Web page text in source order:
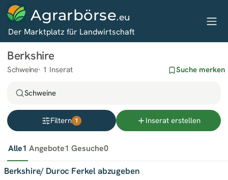
Agrarbörse.eu
Der Marktplatz für Landwirtschaft
Berkshire
Schweine 1 Inserat Suche merken
Schweine
Filtern 1 Inserat erstellen
Alle1 Angebote1 Gesuche0
Berkshire/ Duroc Ferkel abzugeben